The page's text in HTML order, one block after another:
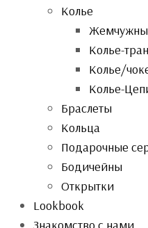
Колье
Колье-
Колье/
Колье-
Браслеты
Кольца
Подарочные
Бодичейны
Открытки
Lookbook